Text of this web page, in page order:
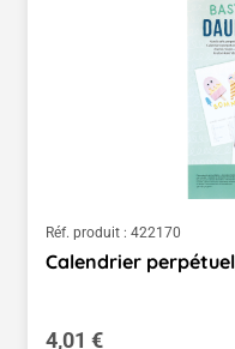
Réf. produit : 422170
Calendrier
Prix régulier :
4,01 €